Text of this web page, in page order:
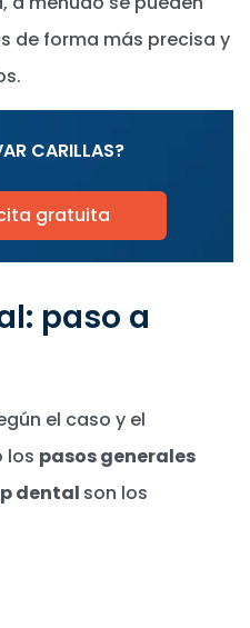
de forma más precisa y
CARILLAS?
gratuita
paso a
el caso y el
los pasos generales
dental son los